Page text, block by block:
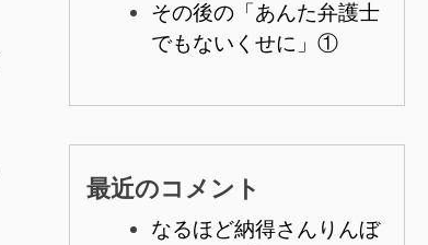
その後の「あんた弁護士
でもないくせに」①
最近のコメント
なるほど納得さんりんぼ